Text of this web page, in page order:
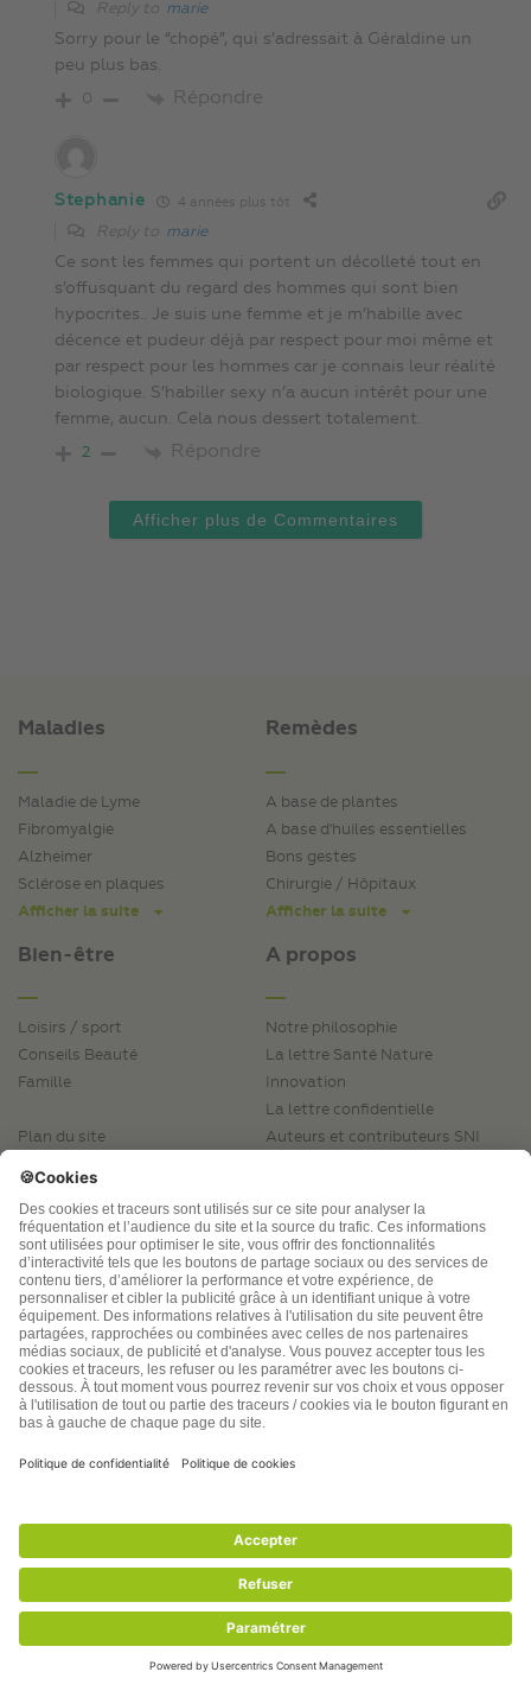
Reply to marie
Sorry pour le “chopé”, qui s’adressait à Géraldine un
peu plus bas.
0 Répondre
Stephanie 4 années plus tôt
Reply to marie
Ce sont les femmes qui portent un décolleté tout en
s’offusquant du regard des hommes qui sont bien
hypocrites.. Je suis une femme et je m’habille avec
décence et pudeur déjà par respect pour moi même et
par respect pour les hommes car je connais leur réalité
biologique. S’habiller sexy n’a aucun intérêt pour une
femme, aucun. Cela nous dessert totalement.
2 Répondre
Afficher plus de Commentaires
Maladies
Maladie de Lyme
Fibromyalgie
Alzheimer
Sclérose en plaques
Afficher la suite
Bien-être
Loisirs / sport
Conseils Beauté
Famille
Plan du site
Remèdes
A base de plantes
A base d'huiles essentielles
Bons gestes
Chirurgie / Hôpitaux
Afficher la suite
A propos
Notre philosophie
La lettre Santé Nature
Innovation
La lettre confidentielle
Auteurs et contributeurs SNI
Nutrition
Aliments sains
Aliments à éviter
Recettes
Compléments alimentaires
Afficher la suite
Informations légales
d’adresses
Conditions Générales
d’Utilisation
Anti-âge : longévité
Anti-rides
Ménopause
Audition
Mémoire
Afficher la suite